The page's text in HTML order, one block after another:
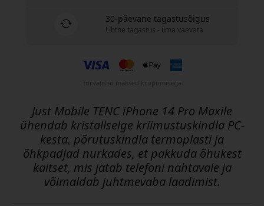
30-päevane tagastusõigus
Lihtne tagastus - ilma vaevata
Just Mobile TENC iPhone 14 Pro Maxile
ühendab kristallselge kriimustuskindla PC-
kesta, põrutuskindla termoplasti ja
õhkpadjad nurkades, et pakkuda õhukest
kaitset, mis jätab telefoni nähtavale ja
võimaldab juhtmevaba laadimist.